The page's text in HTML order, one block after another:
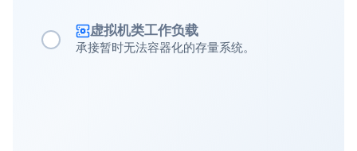
虚拟机类工作负载
承接暂时无法容器化的存量系统。